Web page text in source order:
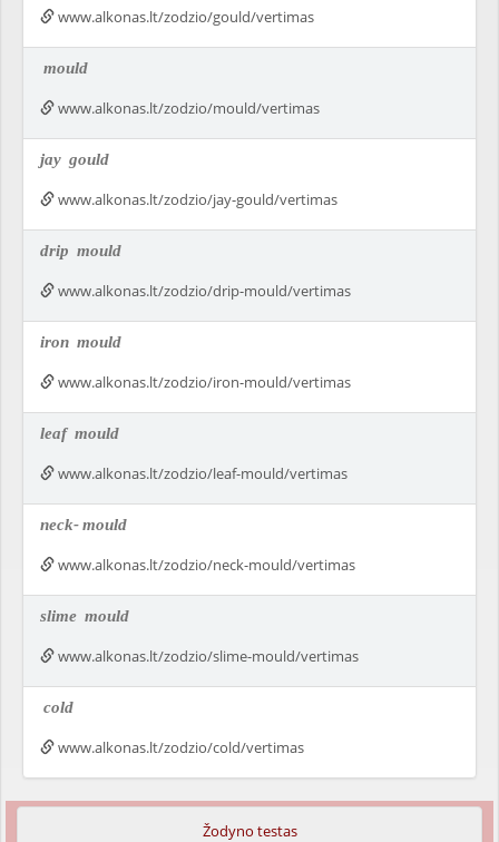
www.alkonas.lt/zodzio/gould/vertimas
mould
www.alkonas.lt/zodzio/mould/vertimas
jay gould
www.alkonas.lt/zodzio/jay-gould/vertimas
drip mould
www.alkonas.lt/zodzio/drip-mould/vertimas
iron mould
www.alkonas.lt/zodzio/iron-mould/vertimas
leaf mould
www.alkonas.lt/zodzio/leaf-mould/vertimas
neck-mould
www.alkonas.lt/zodzio/neck-mould/vertimas
slime mould
www.alkonas.lt/zodzio/slime-mould/vertimas
cold
www.alkonas.lt/zodzio/cold/vertimas
Žodyno testas